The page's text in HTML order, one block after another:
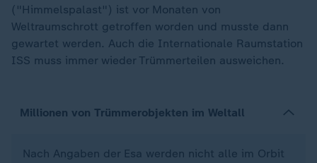
("Himmelspalast") ist vor Monaten von
Weltraumschrott getroffen worden und musste dann
gewartet werden. Auch die Internationale Raumstation
ISS muss immer wieder Trümmerteilen ausweichen.
Millionen von Trümmerobjekten im Weltall
Nach Angaben der Esa werden nicht alle im Orbit